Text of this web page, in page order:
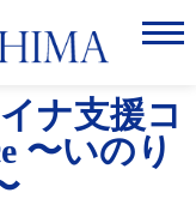
ナ支援コ
〜いのり